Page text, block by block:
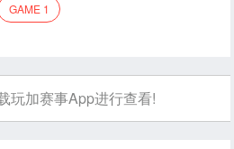
GAME 1
玩加赛事App进行查看!